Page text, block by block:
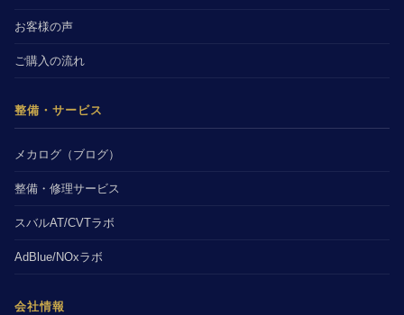
お客様の声
ご購入の流れ
整備・サービス
メカログ（ブログ）
整備・修理サービス
スバルAT/CVTラボ
AdBlue/NOxラボ
会社情報